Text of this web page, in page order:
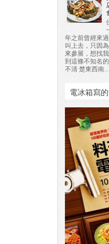
年之前曾經來
叫上去，只因
來參展，想找
到這條不知名
不清 楚東西南...
電冰箱寫